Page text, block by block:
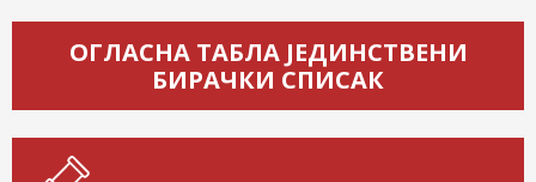
ОГЛАСНА ТАБЛА ЈЕДИНСТВЕНИ
БИРАЧКИ СПИСАК